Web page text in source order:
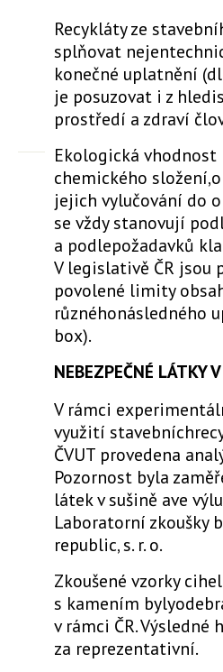
Recykláty ze
splňovat
konečné uplatnění
je posuzovat i z
prostředí a zdraví
Ekologická
chemického
jejich vylučování do
se vždy stanovují
a podlepožadavků
V legislativě ČR
povolené limity
různéhonásledného
box).
NEBEZPEČNÉ LÁTKY
V rámci
využití
ČVUT provedena
Pozornost byla
látek v sušině ave
Laboratorní zkoušky
republic, s. r. o.
Zkoušené vzorky
s kamením
v rámci ČR.
za reprezentativní.